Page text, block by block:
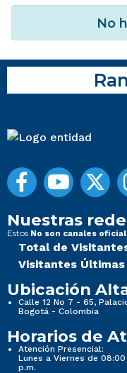
No
Nuestras
Estos No son canales
Total de
Visitantes Últimas
Ubicación
Calle 12 No 7 - 65,
Bogotá - Colombia
Horarios de
Atención Presencial:
Lunes a Viernes de
p.m.